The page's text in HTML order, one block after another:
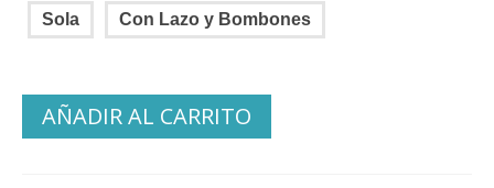
Sola Con Lazo y Bombones
AÑADIR AL CARRITO